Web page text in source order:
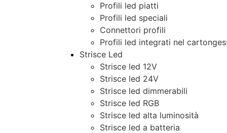
Profili led piatti
Profili led speciali
Connettori profili
Profili led integrati nel
Strisce Led
Strisce led 12V
Strisce led 24V
Strisce led dimmerabili
Strisce led RGB
Strisce led alta luminosità
Strisce led a batteria